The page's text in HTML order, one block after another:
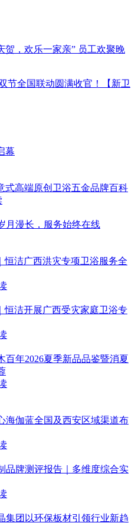
贺，欢乐一家亲” 员工欢聚晚
节全国联动圆满收官！【新卫
幕
式高端原创卫浴五金品牌百科
月漫长，服务始终在线
恒洁广西洪灾专项卫浴服务全
恒洁开展广西受灾家庭卫浴专
百年2026夏季新品品鉴暨消夏
海伽蓝全国及西安区域渠道布
品牌测评报告｜多维度综合实
集团以环保板材引领行业新趋